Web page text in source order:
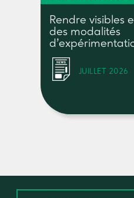
Rendre visibles
des modalités
JUILLET 2026